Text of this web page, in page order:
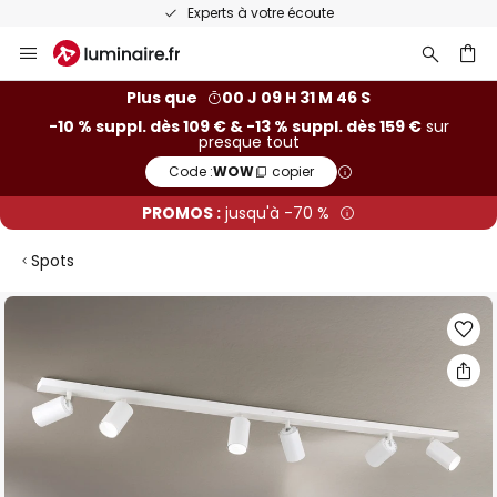
Recommandé sur Trustpilot
Allez
au
Plus que
00 J 09 H 31 M 45 S
-10 % suppl. dès 109 € & -13 % suppl. dès 159 €sur
presque tout
Code :WOW copier
PROMOS : jusqu'à -70 %
Spots
Skip
end